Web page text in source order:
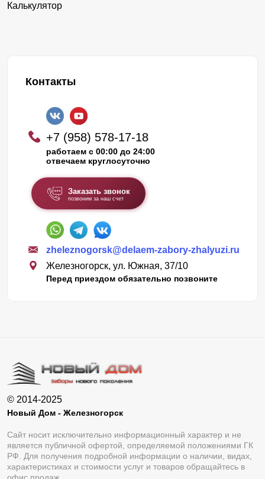
Калькулятор
Контакты
+7 (958) 578-17-18
работаем с 00:00 до 24:00
отвечаем круглосуточно
Заказать звонок
позвоним за наш счет
zheleznogorsk@delaem-zabory-zhalyuzi.ru
Железногорск, ул. Южная, 37/10
Перед приездом обязательно позвоните
© 2014-2025
Новый Дом - Железногорск
Сайт носит исключительно информационный характер и не
является публичной офертой, определяемой положениями ГК
РФ. Для получения подробной информации о наличии, видах,
характеристиках и стоимости услуг и товаров обращайтесь в